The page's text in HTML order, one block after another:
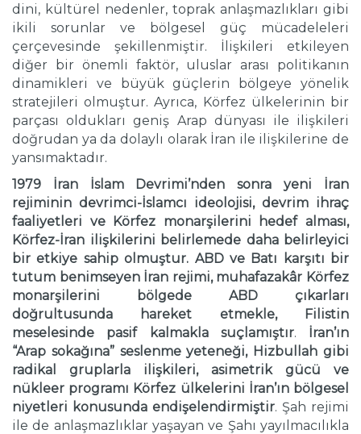
dini, kültürel nedenler, toprak anlaşmazlıkları gibi
ikili sorunlar ve bölgesel güç mücadeleleri
çerçevesinde şekillenmiştir. İlişkileri etkileyen
diğer bir önemli faktör, uluslar arası politikanın
dinamikleri ve büyük güçlerin bölgeye yönelik
stratejileri olmuştur. Ayrıca, Körfez ülkelerinin bir
parçası oldukları geniş Arap dünyası ile ilişkileri
doğrudan ya da dolaylı olarak İran ile ilişkilerine de
yansımaktadır.
1979 İran İslam Devrimi’nden sonra yeni İran
rejiminin devrimci-İslamcı ideolojisi, devrim ihraç
faaliyetleri ve Körfez monarşilerini hedef alması,
Körfez-İran ilişkilerini belirlemede daha belirleyici
bir etkiye sahip olmuştur. ABD ve Batı karşıtı bir
tutum benimseyen İran rejimi, muhafazakâr Körfez
monarşilerini bölgede ABD çıkarları
doğrultusunda hareket etmekle, Filistin
meselesinde pasif kalmakla suçlamıştır. İran’ın
“Arap sokağına” seslenme yeteneği, Hizbullah gibi
radikal gruplarla ilişkileri, asimetrik gücü ve
nükleer programı Körfez ülkelerini İran’ın bölgesel
niyetleri konusunda endişelendirmiştir. Şah rejimi
ile de anlaşmazlıklar yaşayan ve Şahı yayılmacılıkla